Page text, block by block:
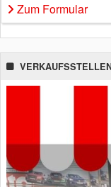
Zum Formular